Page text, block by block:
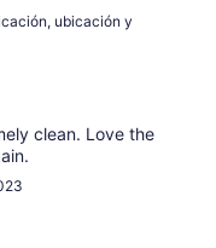
ubicación y
clean. Love the